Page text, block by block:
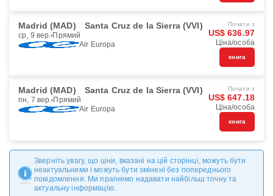
Madrid (MAD) Santa Cruz de la Sierra (VVI)
ср, 9 вер. Прямий
Air Europa
Почати з
US$ 636.97
Ціна/особа
книга
Madrid (MAD) Santa Cruz de la Sierra (VVI)
пн, 7 вер. Прямий
Air Europa
Почати з
US$ 647.18
Ціна/особа
книга
Зверніть увагу, що ціни, вказані на цій сторінці, можуть бути
неактуальними і можуть бути змінені без попереднього
повідомлення. Ми прагнемо надавати найбільш точну та
актуальну інформацію.